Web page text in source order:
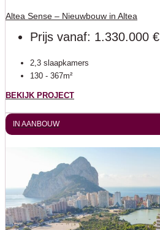
Altea Sense – Nieuwbouw in Altea
Prijs vanaf: 1.330.000 €
2,3 slaapkamers
130 - 367m²
BEKIJK PROJECT
IN AANBOUW